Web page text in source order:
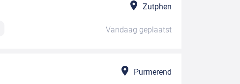
Zutphen
Vandaag geplaatst
Purmerend